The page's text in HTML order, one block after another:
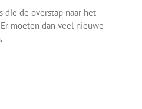
die de overstap naar het
moeten dan veel nieuwe